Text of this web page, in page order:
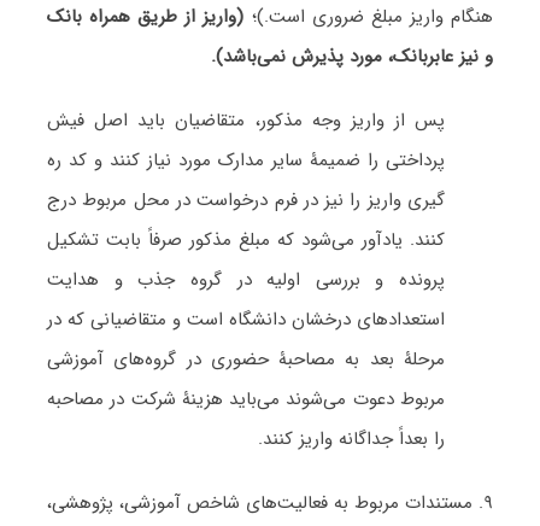
هنگام واریز مبلغ ضروری است.)؛ (واریز از طریق همراه بانک
و نیز عابربانک، مورد پذیرش نمی‌باشد).
پس از واریز وجه مذکور، متقاضیان باید اصل فیش
پرداختی را ضمیمۀ سایر مدارک مورد نیاز کنند و کد ره
گیری واریز را نیز در فرم درخواست در محل مربوط درج
کنند. یادآور می‌شود که مبلغ مذکور صرفاً بابت تشکیل
پرونده و بررسی اولیه در گروه جذب و هدایت
استعدادهای درخشان دانشگاه است و متقاضیانی که در
مرحلۀ بعد به مصاحبۀ حضوری در گروه‌های آموزشی
مربوط دعوت می‌شوند می‌باید هزینۀ شرکت در مصاحبه
را بعداً جداگانه واریز کنند.
۹. مستندات مربوط به فعالیت‌های شاخص آموزشی، پژوهشی،